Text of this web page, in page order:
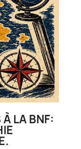
LA BNF: